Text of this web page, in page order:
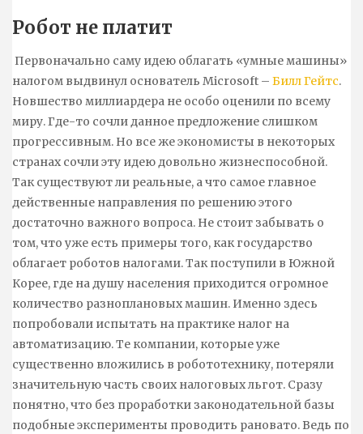
Робот не платит
Первоначально саму идею облагать «умные машины»
налогом выдвинул основатель Microsoft – Билл Гейтс.
Новшество миллиардера не особо оценили по всему
миру. Где-то сочли данное предложение слишком
прогрессивным. Но все же экономисты в некоторых
странах сочли эту идею довольно жизнеспособной.
Так существуют ли реальные, а что самое главное
действенные направления по решению этого
достаточно важного вопроса. Не стоит забывать о
том, что уже есть примеры того, как государство
облагает роботов налогами. Так поступили в Южной
Корее, где на душу населения приходится огромное
количество разноплановых машин. Именно здесь
попробовали испытать на практике налог на
автоматизацию. Те компании, которые уже
существенно вложились в робототехнику, потеряли
значительную часть своих налоговых льгот. Сразу
понятно, что без проработки законодательной базы
подобные эксперименты проводить рановато. Ведь по